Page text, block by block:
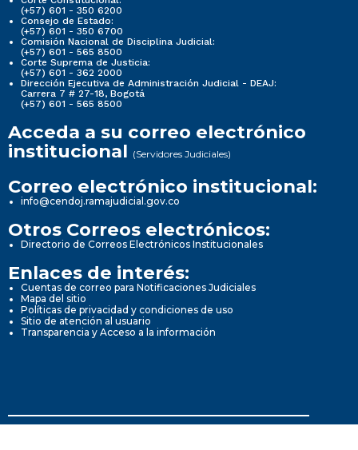
(+57) 601 - 350 6200
Consejo de Estado:
(+57) 601 - 350 6700
Comisión Nacional de Disciplina Judicial:
(+57) 601 - 565 8500
Corte Suprema de Justicia:
(+57) 601 - 362 2000
Dirección Ejecutiva de Administración Judicial - DEAJ:
Carrera 7 # 27-18, Bogotá
(+57) 601 - 565 8500
Acceda a su correo electrónico
institucional (Servidores Judiciales)
Correo electrónico institucional:
info@cendoj.ramajudicial.gov.co
Otros Correos electrónicos:
Directorio de Correos Electrónicos Institucionales
Enlaces de interés:
Cuentas de correo para Notificaciones Judiciales
Mapa del sitio
Políticas de privacidad y condiciones de uso
Sitio de atención al usuario
Transparencia y Acceso a la información